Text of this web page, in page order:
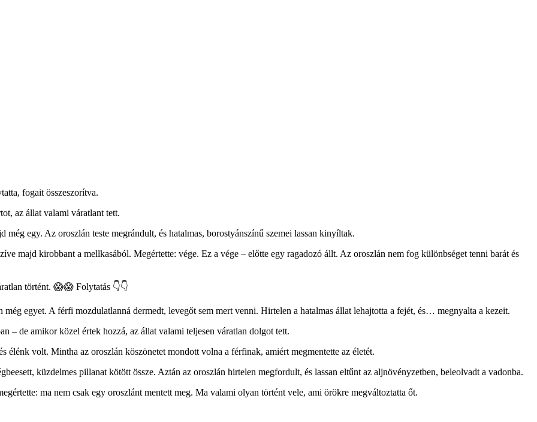
fogait összeszorítva.
az állat valami váratlant tett.
egy. Az oroszlán teste megrándult, és hatalmas, borostyánszínű szemei lassan kinyíltak.
majd kirobbant a mellkasából. Megértette: vége. Ez a vége – előtte egy ragadozó állt. Az oroszlán nem fog különbséget tenni barát és
történt. 😱😱 Folytatás 👇👇
még egyet. A férfi mozdulatlanná dermedt, levegőt sem mert venni. Hirtelen a hatalmas állat lehajtotta a fejét, és… megnyalta a kezeit.
– de amikor közel értek hozzá, az állat valami teljesen váratlan dolgot tett.
élénk volt. Mintha az oroszlán köszönetet mondott volna a férfinak, amiért megmentette az életét.
küzdelmes pillanat kötött össze. Aztán az oroszlán hirtelen megfordult, és lassan eltűnt az aljnövényzetben, beleolvadt a vadonba.
ma nem csak egy oroszlánt mentett meg. Ma valami olyan történt vele, ami örökre megváltoztatta őt.